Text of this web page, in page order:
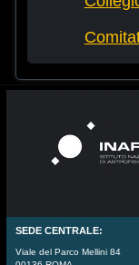
SEDE CENTRALE:
Viale del Parco Mellini 84